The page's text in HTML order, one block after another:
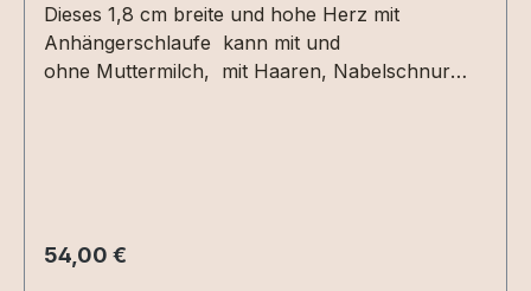
Dieses 1,8 cm breite und hohe Herz mit
Anhängerschlaufe kann mit und
ohne Muttermilch, mit Haaren, Nabelschnur
Begleiter für jeden Tag und verbindet emotionale
Regulärer Preis:
54,00 €